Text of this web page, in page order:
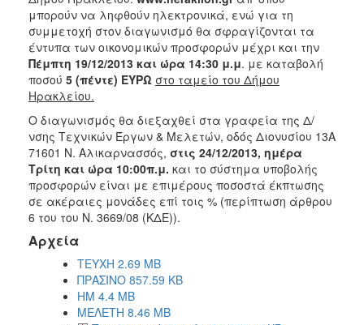
μπορούν να ληφθούν ηλεκτρονικά, ενώ για τη
συμμετοχή στον διαγωνισμό θα σφραγίζονται τα
έντυπα των οικονομικών προσφορών μέχρι και την
Πέμπτη 19/12/2013 και ώρα 14:30 μ.μ. με καταβολή
ποσού 5 (πέντε) ΕΥΡΩ στο ταμείο του Δήμου
Ηρακλείου.
Ο διαγωνισμός θα διεξαχθεί στα γραφεία της Δ/
νσης Τεχνικών Έργων & Μελετών, οδός Διονυσίου 13Α
71601 Ν. Αλικαρνασσός, στις 24/12/2013, ημέρα
Τρίτη και ώρα 10:00π.μ. και το σύστημα υποβολής
προσφορών είναι με επιμέρους ποσοστά έκπτωσης
σε ακέραιες μονάδες επί τοις % (περίπτωση άρθρου
6 του του Ν. 3669/08 (ΚΔΕ)).
Αρχεία
ΤΕΥΧΗ 2.69 MB
ΠΡΑΣΙΝΟ 857.59 KB
ΗΜ 4.4 MB
ΜΕΛΕΤΗ 8.46 MB